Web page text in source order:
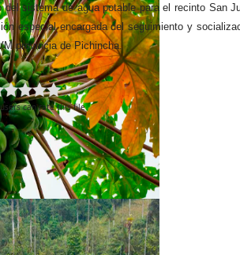
del sistema de agua potable para el recinto San
especial encargada del seguimiento y
provincia de Pichincha.
can rate this file